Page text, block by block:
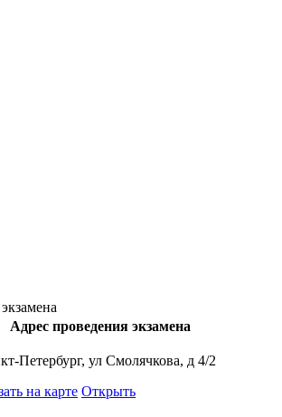
Адрес проведения экзамена
Петербург, ул Смолячкова, д 4/2
на карте Открыть